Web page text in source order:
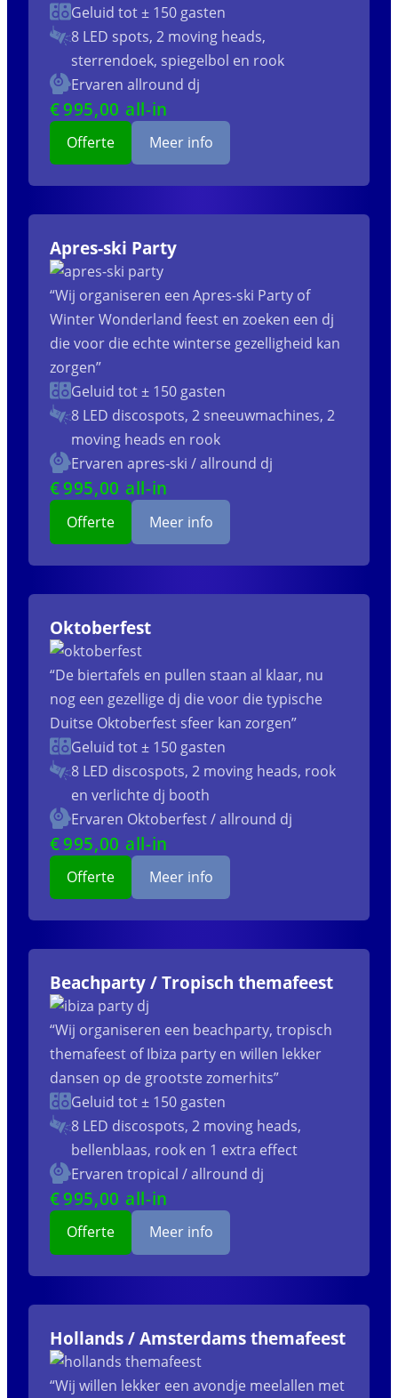
Geluid tot ± 150 gasten
8 LED spots, 2 moving heads,
sterrendoek, spiegelbol en rook
Ervaren allround dj
€995,00 all-in
Offerte Meer info
Apres-ski Party
“Wij organiseren een Apres-ski Party of
Winter Wonderland feest en zoeken een dj
die voor die echte winterse gezelligheid kan
zorgen”
Geluid tot ± 150 gasten
8 LED discospots, 2 sneeuwmachines, 2
moving heads en rook
Ervaren apres-ski / allround dj
€995,00 all-in
Offerte Meer info
Oktoberfest
“De biertafels en pullen staan al klaar, nu
nog een gezellige dj die voor die typische
Duitse Oktoberfest sfeer kan zorgen”
Geluid tot ± 150 gasten
8 LED discospots, 2 moving heads, rook
en verlichte dj booth
Ervaren Oktoberfest / allround dj
€995,00 all-in
Offerte Meer info
Beachparty / Tropisch themafeest
“Wij organiseren een beachparty, tropisch
themafeest of Ibiza party en willen lekker
dansen op de grootste zomerhits”
Geluid tot ± 150 gasten
8 LED discospots, 2 moving heads,
bellenblaas, rook en 1 extra effect
Ervaren tropical / allround dj
€995,00 all-in
Offerte Meer info
Hollands / Amsterdams themafeest
“Wij willen lekker een avondje meelallen met